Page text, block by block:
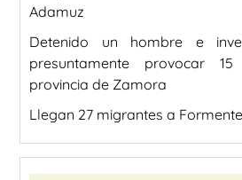
Adamuz
Detenido un hombre e
presuntamente provocar
provincia de Zamora
Llegan 27 migrantes a